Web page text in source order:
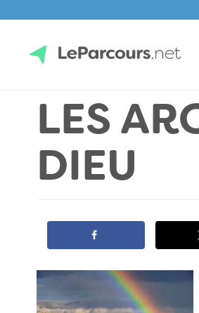
contentLeParcours.net
LES
DIEU